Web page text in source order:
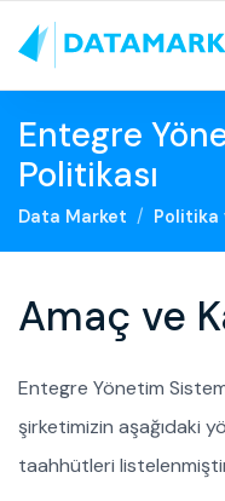
Entegre
Politikası
Data Market Politika
Amaç ve
Entegre Yönetim
şirketimizin aşağıdaki
taahhütleri